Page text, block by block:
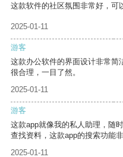
这款软件的社区氛围非常好，可
2025-01-11
游客
这款办公软件的界面设计非常简
很合理，一目了然。
2025-01-11
游客
这款app就像我的私人助理，随
查找资料，这款app的搜索功能
2025-01-11